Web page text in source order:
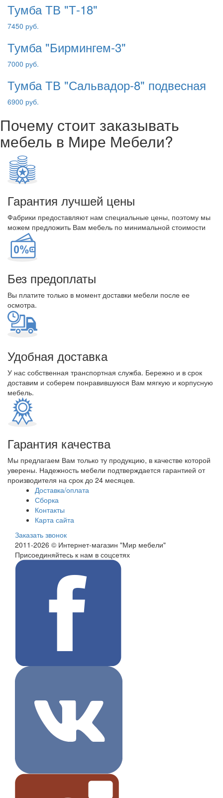
Тумба ТВ "Т-18"
7450 руб.
Тумба "Бирмингем-3"
7000 руб.
Тумба ТВ "Сальвадор-8" подвесная
6900 руб.
Почему стоит заказывать
мебель в Мире Мебели?
Гарантия лучшей цены
Фабрики предоставляют нам специальные цены, поэтому мы
можем предложить Вам мебель по минимальной стоимости
Без предоплаты
Вы платите только в момент доставки мебели после ее
осмотра.
Удобная доставка
У нас собственная транспортная служба. Бережно и в срок
доставим и соберем понравившуюся Вам мягкую и корпусную
мебель.
Гарантия качества
Мы предлагаем Вам только ту продукцию, в качестве которой
уверены. Надежность мебели подтверждается гарантией от
производителя на срок до 24 месяцев.
Доставка/оплата
Сборка
Контакты
Карта сайта
Заказать звонок
2011-2026 © Интернет-магазин "Мир мебели"
Присоединяйтесь к нам в соцсетях